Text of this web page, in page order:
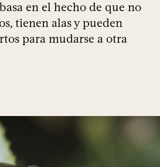
en el hecho de que no
tienen alas y pueden
para mudarse a otra